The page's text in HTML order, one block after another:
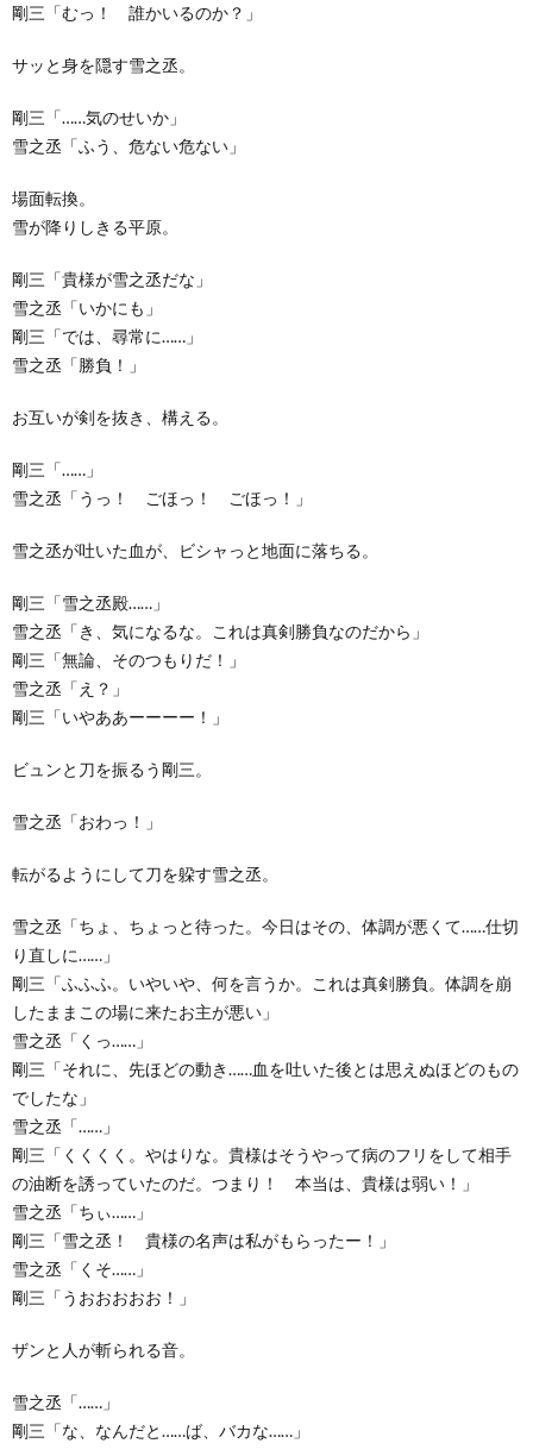
剛三「むっ！ 誰かいるのか？」
サッと身を隠す雪之丞。
剛三「……気のせいか」
雪之丞「ふう、危ない危ない」
場面転換。
雪が降りしきる平原。
剛三「貴様が雪之丞だな」
雪之丞「いかにも」
剛三「では、尋常に……」
雪之丞「勝負！」
お互いが剣を抜き、構える。
剛三「……」
雪之丞「うっ！ ごほっ！ ごほっ！」
雪之丞が吐いた血が、ビシャっと地面に落ちる。
剛三「雪之丞殿……」
雪之丞「き、気になるな。これは真剣勝負なのだから」
剛三「無論、そのつもりだ！」
雪之丞「え？」
剛三「いやああーーーー！」
ビュンと刀を振るう剛三。
雪之丞「おわっ！」
転がるようにして刀を躱す雪之丞。
雪之丞「ちょ、ちょっと待った。今日はその、体調が悪くて……仕切
り直しに……」
剛三「ふふふ。いやいや、何を言うか。これは真剣勝負。体調を崩
したままこの場に来たお主が悪い」
雪之丞「くっ……」
剛三「それに、先ほどの動き……血を吐いた後とは思えぬほどのもの
でしたな」
雪之丞「……」
剛三「くくくく。やはりな。貴様はそうやって病のフリをして相手
の油断を誘っていたのだ。つまり！ 本当は、貴様は弱い！」
雪之丞「ちぃ……」
剛三「雪之丞！ 貴様の名声は私がもらったー！」
雪之丞「くそ……」
剛三「うおおおおお！」
ザンと人が斬られる音。
雪之丞「……」
剛三「な、なんだと……ば、バカな……」